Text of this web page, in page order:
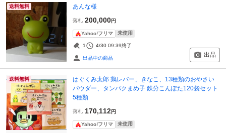
送料無料 あんな様
落札 200,000円
Yahoo!フリマ 未使用
1 4/30 09:39終了
出品中の商品 出品
送料無料
はぐくみ太郎 鶏レバー、きなこ、13種類のおやさい
パウダー、タンパクまめ子 鉄分こんぽた120袋セット
5種類
落札 170,112円
Yahoo!フリマ 未使用